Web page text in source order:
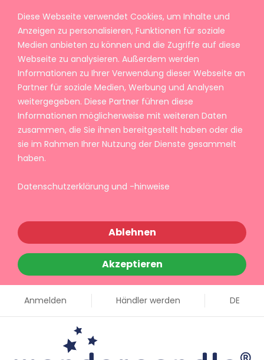
Diese Webseite verwendet Cookies, um Inhalte und
Anzeigen zu personalisieren, Funktionen für soziale
Medien anbieten zu können und die Zugriffe auf diese
Webseite zu analysieren. Außerdem werden
Informationen zu Ihrer Verwendung dieser Webseite an
Partner für soziale Medien, Werbung und Analysen
weitergegeben. Diese Partner führen diese
Informationen möglicherweise mit weiteren Daten
zusammen, die Sie ihnen bereitgestellt haben oder die
sie im Rahmen Ihrer Nutzung der Dienste gesammelt
haben.
Datenschutzerklärung und -hinweise
Ablehnen
Akzeptieren
Anmelden Händler werden DE